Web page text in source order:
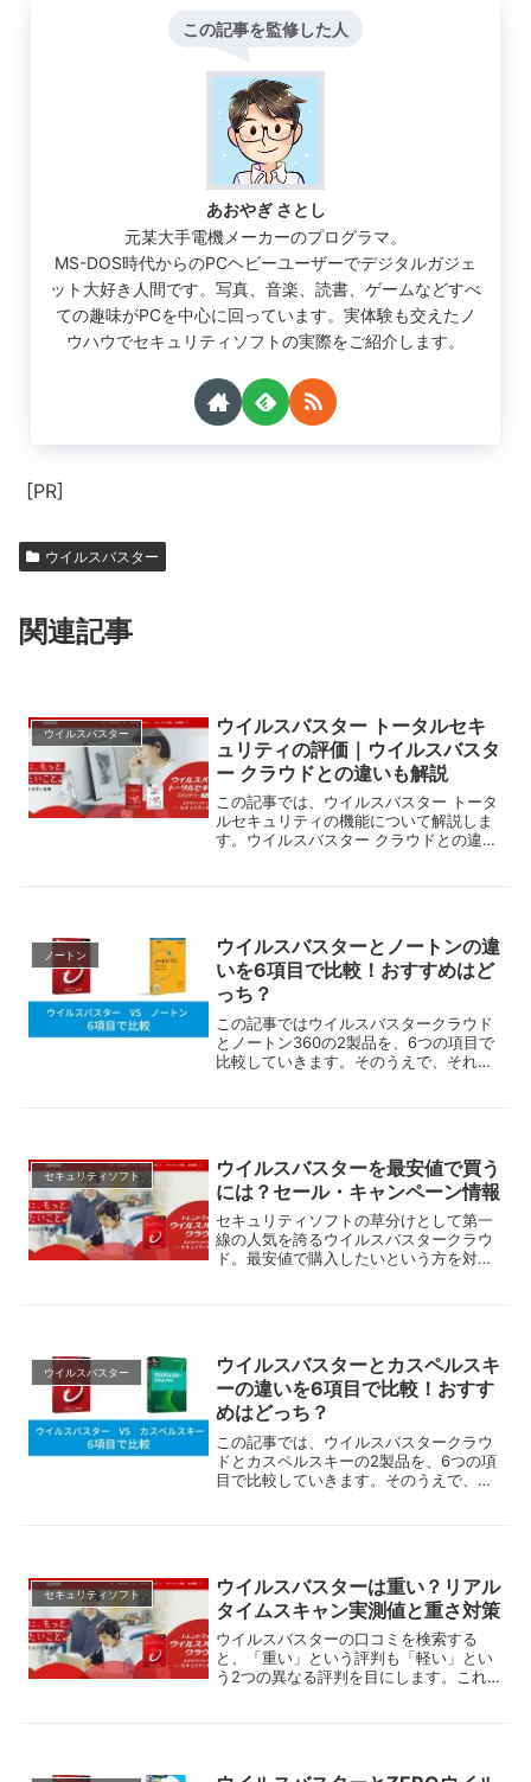
この記事を監修した人
あおやぎ さとし
元某大手電機メーカーのプログラマ。
MS-DOS時代からのPCヘビーユーザーでデジタルガジェ
ット大好き人間です。写真、音楽、読書、ゲームなどすべ
ての趣味がPCを中心に回っています。実体験も交えたノ
ウハウでセキュリティソフトの実際をご紹介します。
[PR]
ウイルスバスター
関連記事
ウイルスバスター
ウイルスバスター トータルセキ
ュリティの評価｜ウイルスバスタ
ー クラウドとの違いも解説
この記事では、ウイルスバスター トータ
ルセキュリティの機能について解説しま
す。ウイルスバスター クラウドとの違い
ノートン
ウイルスバスターとノートンの違
いを6項目で比較！おすすめはど
っち？
この記事ではウイルスバスタークラウド
とノートン360の2製品を、6つの項目で
比較していきます。そのうえで、それぞ
セキュリティソフト
ウイルスバスターを最安値で買う
には？セール・キャンペーン情報
セキュリティソフトの草分けとして第一
線の人気を誇るウイルスバスタークラウ
ド。最安値で購入したいという方を対象
ウイルスバスター
ウイルスバスターとカスペルスキ
ーの違いを6項目で比較！おすす
めはどっち？
この記事では、ウイルスバスタークラウ
ドとカスペルスキーの2製品を、6つの項
目で比較していきます。そのうえで、そ
セキュリティソフト
ウイルスバスターは重い？リアル
タイムスキャン実測値と重さ対策
ウイルスバスターの口コミを検索する
と、「重い」という評判も「軽い」とい
う2つの異なる評判を目にします。これ
イルスバスター重いのか軽いのか、実測